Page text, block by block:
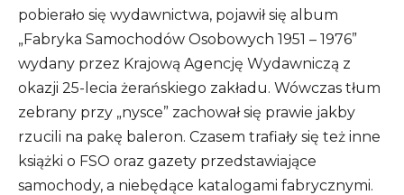
pobierało się wydawnictwa, pojawił się album
„Fabryka Samochodów Osobowych 1951 – 1976”
wydany przez Krajową Agencję Wydawniczą z
okazji 25-lecia żerańskiego zakładu. Wówczas tłum
zebrany przy „nysce” zachował się prawie jakby
rzucili na pakę baleron. Czasem trafiały się też inne
książki o FSO oraz gazety przedstawiające
samochody, a niebędące katalogami fabrycznymi.